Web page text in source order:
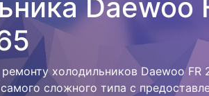
заберет холодильник Daewoo FR
Daewoo FR 265
не предстоит ожидать мастера
холодильная техника сдается,
работ и в дальнейшем
- Доставка холодильников ,